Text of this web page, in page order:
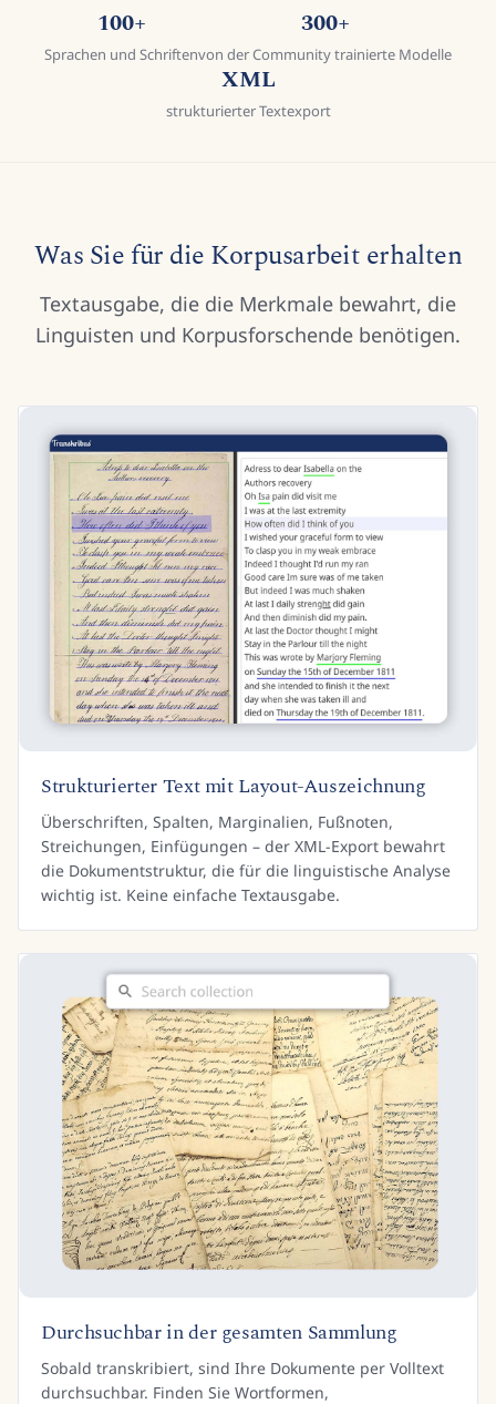
100+
Sprachen und Schriften
300+
von der Community trainierte Modelle
XML
strukturierter Textexport
Was Sie für die Korpusarbeit erhalten
Textausgabe, die die Merkmale bewahrt, die
Linguisten und Korpusforschende benötigen.
Strukturierter Text mit Layout-Auszeichnung
Überschriften, Spalten, Marginalien, Fußnoten,
Streichungen, Einfügungen – der XML-Export bewahrt
die Dokumentstruktur, die für die linguistische Analyse
wichtig ist. Keine einfache Textausgabe.
Durchsuchbar in der gesamten Sammlung
Sobald transkribiert, sind Ihre Dokumente per Volltext
durchsuchbar. Finden Sie Wortformen,